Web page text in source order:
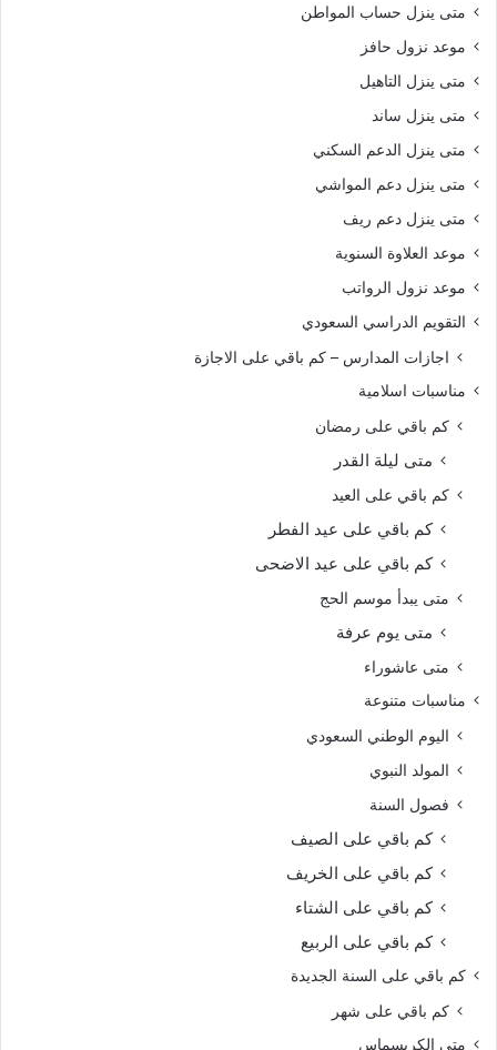
متى ينزل حساب المواطن
موعد نزول حافز
متى ينزل التاهيل
متى ينزل ساند
متى ينزل الدعم السكني
متى ينزل دعم المواشي
متى ينزل دعم ريف
موعد العلاوة السنوية
موعد نزول الرواتب
التقويم الدراسي السعودي
اجازات المدارس – كم باقي على الاجازة
مناسبات اسلامية
كم باقي على رمضان
متى ليلة القدر
كم باقي على العيد
كم باقي على عيد الفطر
كم باقي على عيد الاضحى
متى يبدأ موسم الحج
متى يوم عرفة
متى عاشوراء
مناسبات متنوعة
اليوم الوطني السعودي
المولد النبوي
فصول السنة
كم باقي على الصيف
كم باقي على الخريف
كم باقي على الشتاء
كم باقي على الربيع
كم باقي على السنة الجديدة
كم باقي على شهر
متى الكريسماس